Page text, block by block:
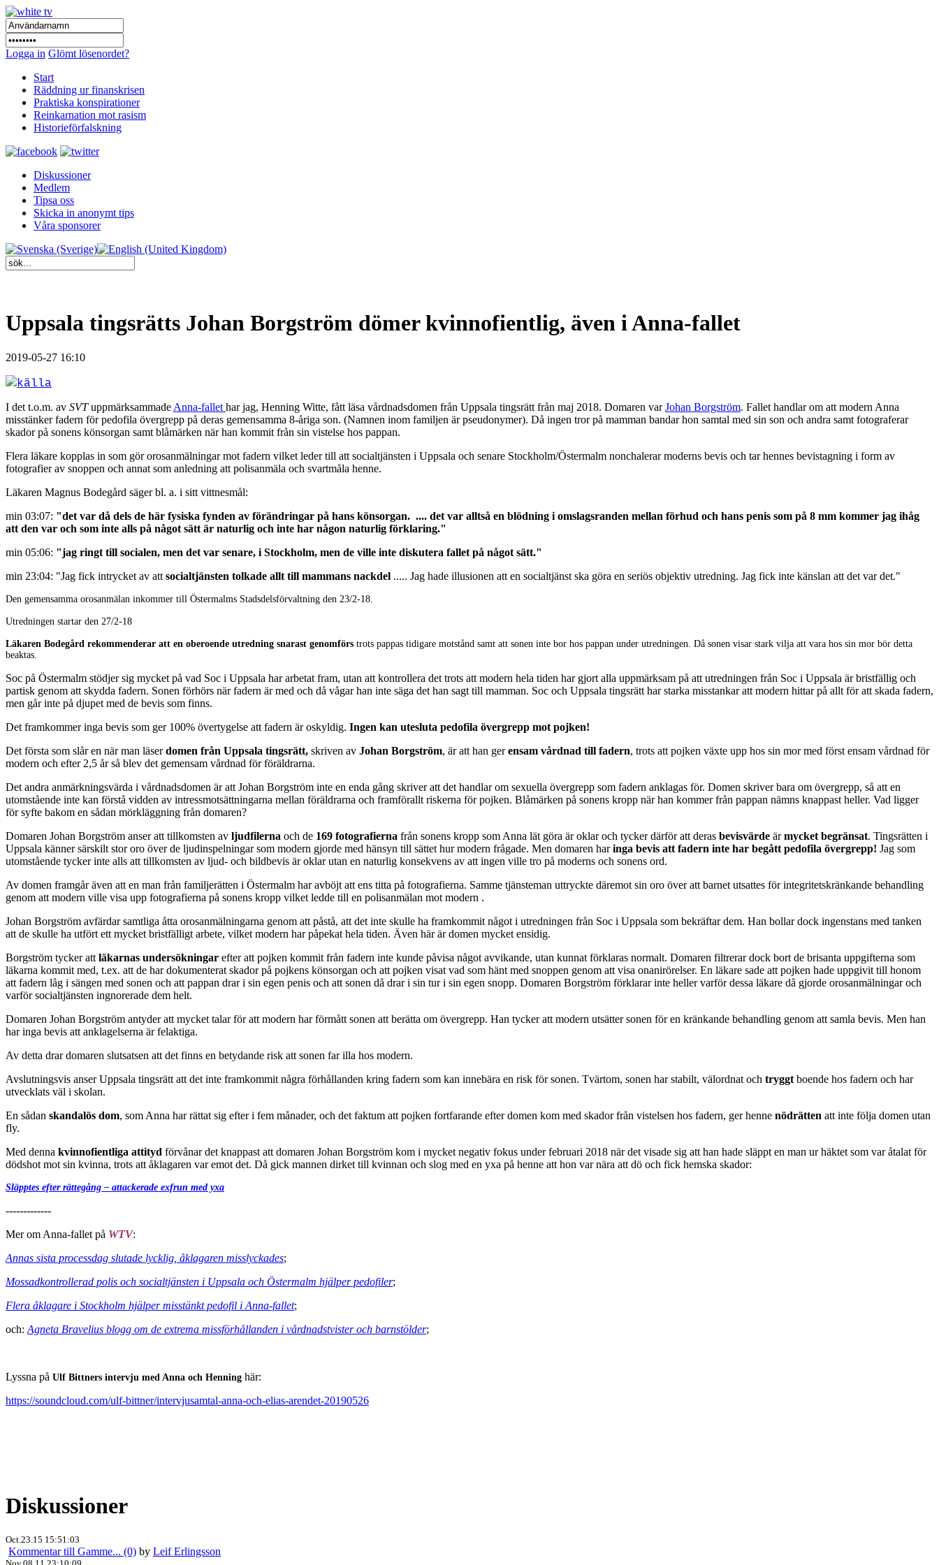
Logga in Glömt lösenordet?
Start
Räddning ur finanskrisen
Praktiska konspirationer
Reinkarnation mot rasism
Historieförfalskning
Diskussioner
Medlem
Tipsa oss
Skicka in anonymt tips
Våra sponsorer
Uppsala tingsrätts Johan Borgström dömer kvinnofientlig, även i Anna-fallet
2019-05-27 16:10
källa
I det t.o.m. av SVTuppmärksammade Anna-fallet har jag, Henning Witte, fått läsa vårdnadsdomen från Uppsala tingsrätt från maj 2018. Domaren varJohan Borgström. Fallet handlar om att modern Anna
misstänker fadern för pedofila övergrepp på deras gemensamma 8-åriga son. (Namnen inom familjen är pseudonymer). Då ingen tror på mamman bandar hon samtal med sin son och andra samt fotograferar
skador på sonens könsorgan samt blåmärken när han kommit från sin vistelse hos pappan.
Flera läkare kopplas in som gör orosanmälningar mot fadern vilket leder till att socialtjänsten i Uppsala och senare Stockholm/Östermalm nonchalerar moderns bevis och tar hennes bevistagning i form av
fotografier av snoppen och annat som anledning att polisanmäla och svartmåla henne.
Läkaren Magnus Bodegård säger bl. a. i sitt vittnesmål:
min 03:07: "det var då dels de här fysiska fynden av förändringar på hans könsorgan. .... det var alltså en blödning i omslagsranden mellan förhud och hans penis som på 8 mm kommer jag ihåg
att den var och som inte alls på något sätt är naturlig och inte har någon naturlig förklaring."
min 05:06: "jag ringt till socialen, men det var senare, i Stockholm, men de ville inte diskutera fallet på något sätt."
min 23:04: "Jag fick intrycket av att socialtjänsten tolkade allt till mammans nackdel ..... Jag hade illusionen att en socialtjänst ska göra en seriös objektiv utredning. Jag fick inte känslan att det var det."
Den gemensamma orosanmälan inkommer till Östermalms Stadsdelsförvaltning den 23/2-18.
Utredningen startar den 27/2-18
Läkaren Bodegård rekommenderar att en oberoende utredning snarast genomförs trots pappas tidigare motstånd samt att sonen inte bor hos pappan under utredningen. Då sonen visar stark vilja att vara hos sin mor bör detta
beaktas.
Soc på Östermalm stödjer sig mycket på vad Soc i Uppsala har arbetat fram, utan att kontrollera det trots att modern hela tiden har gjort alla uppmärksam på att utredningen från Soc i Uppsala är bristfällig och
partisk genom att skydda fadern. Sonen förhörs när fadern är med och då vågar han inte säga det han sagt till mamman. Soc och Uppsala tingsrätt har starka misstankar att modern hittar på allt för att skada fadern,
men går inte på djupet med de bevis som finns.
Det framkommer inga bevis som ger 100% övertygelse att fadern är oskyldig. Ingen kan utesluta pedofila övergrepp mot pojken!
Det första som slår en när man läserdomen från Uppsala tingsrätt, skriven av Johan Borgström, är att han gerensam vårdnad till fadern, trots att pojken växte upp hos sin mor med först ensam vårdnad för
modern och efter 2,5 år så blev det gemensam vårdnad för föräldrarna.
Det andra anmärkningsvärda i vårdnadsdomen är att Johan Borgström inte en enda gång skriver att det handlar om sexuella övergrepp som fadern anklagas för. Domen skriver bara om övergrepp, så att en
utomstående inte kan förstå vidden av intressmotsättningarna mellan föräldrarna och framförallt riskerna för pojken. Blåmärken på sonens kropp när han kommer från pappan nämns knappast heller. Vad ligger
för syfte bakom en sådan mörkläggning från domaren?
Domaren Johan Borgström anser att tillkomsten av ljudfilerna och de 169 fotografierna från sonens kropp som Anna lät göra är oklar och tycker därför att deras bevisvärde ärmycket begränsat. Tingsrätten i
Uppsala känner särskilt stor oro över de ljudinspelningar som modern gjorde med hänsyn till sättet hur modern frågade. Men domaren haringa bevis att fadern inte har begått pedofila övergrepp! Jag som
utomstående tycker inte alls att tillkomsten av ljud- och bildbevis är oklar utan en naturlig konsekvens av att ingen ville tro på moderns och sonens ord.
Av domen framgår även att en man från familjerätten i Östermalm har avböjt att ens titta på fotografierna. Samme tjänsteman uttryckte däremot sin oro över att barnet utsattes för integritetskränkande behandling
genom att modern ville visa upp fotografierna på sonens kropp vilket ledde till en polisanmälan mot modern .
Johan Borgström avfärdar samtliga åtta orosanmälningarna genom att påstå, att det inte skulle ha framkommit något i utredningen från Soc i Uppsala som bekräftar dem. Han bollar dock ingenstans med tanken
att de skulle ha utfört ett mycket bristfälligt arbete, vilket modern har påpekat hela tiden. Även här är domen mycket ensidig.
Borgström tycker att läkarnas undersökningar efter att pojken kommit från fadern inte kunde påvisa något avvikande, utan kunnat förklaras normalt. Domaren filtrerar dock bort de brisanta uppgifterna som
läkarna kommit med, t.ex. att de har dokumenterat skador på pojkens könsorgan och att pojken visat vad som hänt med snoppen genom att visa onanirörelser. En läkare sade att pojken hade uppgivit till honom
att fadern låg i sängen med sonen och att pappan drar i sin egen penis och att sonen då drar i sin tur i sin egen snopp. Domaren Borgström förklarar inte heller varför dessa läkare då gjorde orosanmälningar och
varför socialtjänsten ingnorerade dem helt.
Domaren Johan Borgström antyder att mycket talar för att modern har förmått sonen att berätta om övergrepp. Han tycker att modern utsätter sonen för en kränkande behandling genom att samla bevis. Men han
har inga bevis att anklagelserna är felaktiga.
Av detta drar domaren slutsatsen att det finns en betydande risk att sonen far illa hos modern.
Avslutningsvis anser Uppsala tingsrätt att det inte framkommit några förhållanden kring fadern som kan innebära en risk för sonen. Tvärtom, sonen har stabilt, välordnat och tryggt boende hos fadern och har
utvecklats väl i skolan.
En sådan skandalös dom, som Anna har rättat sig efter i fem månader, och det faktum att pojken fortfarande efter domen kom med skador från vistelsen hos fadern, ger henne nödrätten att inte följa domen utan
fly.
Med denna kvinnofientliga attityd förvånar det knappast att domaren Johan Borgström kom i mycket negativ fokus under februari 2018 när det visade sig att han hade släppt en man ur häktet som var åtalat för
dödshot mot sin kvinna, trots att åklagaren var emot det. Då gick mannen dirket till kvinnan och slog med en yxa på henne att hon var nära att dö och fick hemska skador:
Släpptes efter rättegång – attackerade exfrun med yxa
-------------
Mer om Anna-fallet på WTV:
Annas sista processdag slutade lycklig, åklagaren misslyckades;
Mossadkontrollerad polis och socialtjänsten i Uppsala och Östermalm hjälper pedofiler;
Flera åklagare i Stockholm hjälper misstänkt pedofil i Anna-fallet;
och: Agneta Bravelius blogg om de extrema missförhållanden i vårdnadstvister och barnstölder;
Lyssna på Ulf Bittners intervju med Anna och Henning här:
https://soundcloud.com/ulf-bittner/intervjusamtal-anna-och-elias-arendet-20190526
Diskussioner
Oct.23.15 15:51:03
Kommentar till Gamme... (0) by Leif Erlingsson